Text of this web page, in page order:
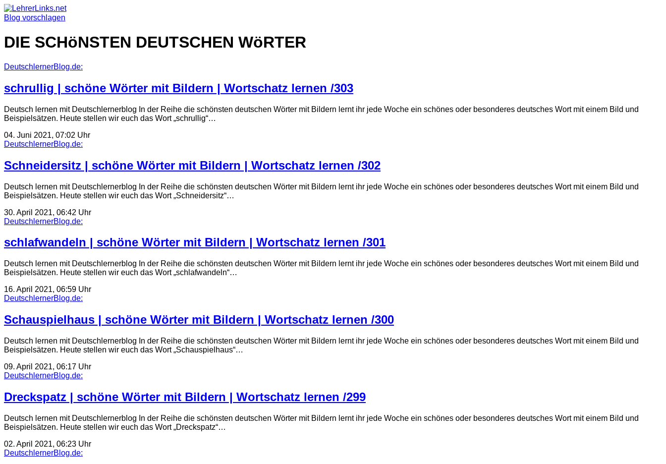
Skip
to
Blog vorschlagen
DIE SCHöNSTEN DEUTSCHEN WöRTER
DeutschlernerBlog.de:
schrullig | schöne Wörter mit Bildern | Wortschatz lernen /303
Deutsch lernen mit Deutschlernerblog In der Reihe die schönsten deutschen Wörter mit Bildern lernt ihr jede Woche ein schönes oder besonderes deutsches Wort mit einem Bild und
Beispielsätzen. Heute stellen wir euch das Wort „schrullig“…
04. Juni 2021, 07:02 Uhr
DeutschlernerBlog.de:
Schneidersitz | schöne Wörter mit Bildern | Wortschatz lernen /302
Deutsch lernen mit Deutschlernerblog In der Reihe die schönsten deutschen Wörter mit Bildern lernt ihr jede Woche ein schönes oder besonderes deutsches Wort mit einem Bild und
Beispielsätzen. Heute stellen wir euch das Wort „Schneidersitz“…
30. April 2021, 06:42 Uhr
DeutschlernerBlog.de:
schlafwandeln | schöne Wörter mit Bildern | Wortschatz lernen /301
Deutsch lernen mit Deutschlernerblog In der Reihe die schönsten deutschen Wörter mit Bildern lernt ihr jede Woche ein schönes oder besonderes deutsches Wort mit einem Bild und
Beispielsätzen. Heute stellen wir euch das Wort „schlafwandeln“…
16. April 2021, 06:59 Uhr
DeutschlernerBlog.de:
Schauspielhaus | schöne Wörter mit Bildern | Wortschatz lernen /300
Deutsch lernen mit Deutschlernerblog In der Reihe die schönsten deutschen Wörter mit Bildern lernt ihr jede Woche ein schönes oder besonderes deutsches Wort mit einem Bild und
Beispielsätzen. Heute stellen wir euch das Wort „Schauspielhaus“…
09. April 2021, 06:17 Uhr
DeutschlernerBlog.de:
Dreckspatz | schöne Wörter mit Bildern | Wortschatz lernen /299
Deutsch lernen mit Deutschlernerblog In der Reihe die schönsten deutschen Wörter mit Bildern lernt ihr jede Woche ein schönes oder besonderes deutsches Wort mit einem Bild und
Beispielsätzen. Heute stellen wir euch das Wort „Dreckspatz“…
02. April 2021, 06:23 Uhr
DeutschlernerBlog.de: